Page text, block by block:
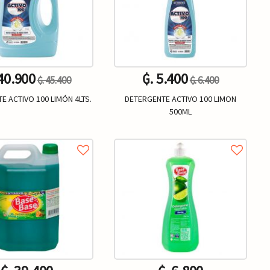
₲. 45.400
ACTIVO 100 LIMÓN 4LTS.
Un. +
₲. 5.400₲. 6.400
DETERGENTE ACTIVO 100 LIMON
500ML
Un. +